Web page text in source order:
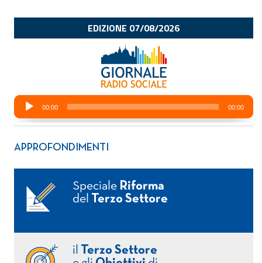
APPROFONDIMENTI
Speciale Riforma
del
Terzo Settore
il
Terzo Settore